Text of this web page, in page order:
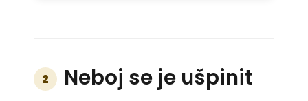
2 Neboj se je ušpinit